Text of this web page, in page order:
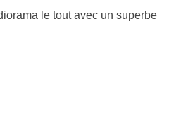
le tout avec un superbe